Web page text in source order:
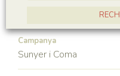
Campanya
Sunyer i Coma